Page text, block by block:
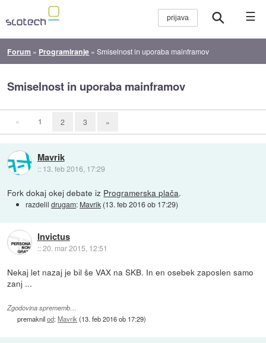
☰
Forum » Programiranje »Smiselnost in uporaba mainframov
Smiselnost in uporaba mainframov
« 1 2 3 »
Mavrik
:: 13. feb 2016, 17:29
Fork dokaj okej debate iz Programerska plača.
razdelildrugam: Mavrik (13. feb 2016 ob 17:29)
Invictus
::20. mar 2015, 12:51
Nekaj let nazaj je bil še VAX na SKB. In en osebek zaposlen samo
zanj ...
Zgodovina sprememb…
premaknilod:Mavrik (13. feb 2016 ob 17:29)